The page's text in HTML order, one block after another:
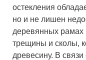
остекления
но и не лишен
деревянных рамах
трещины и сколы,
древесину. В